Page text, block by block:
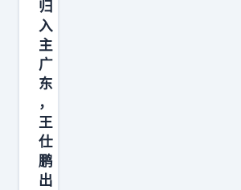
最
有
价
值
的
地
方
，
不
来
了
C
B
不
至
于
。
规
则
越
清
楚
，
越
北
控
续
约
五
年
，
随
别
再
厚
着
脸
皮
吹
什
归
入
主
广
东
，
王
仕
鹏
出